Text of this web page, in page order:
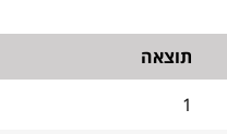
תוצאה
1